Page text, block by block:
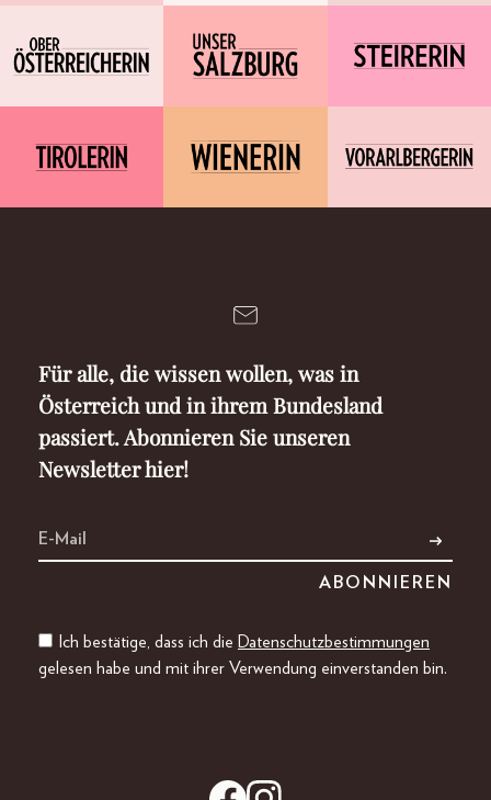
Für alle, die wissen wollen, was in
Österreich und in ihrem Bundesland
passiert. Abonnieren Sie unseren
Newsletter hier!
Ich bestätige, dass ich die Datenschutzbestimmungen
gelesen habe und mit ihrer Verwendung einverstanden bin.